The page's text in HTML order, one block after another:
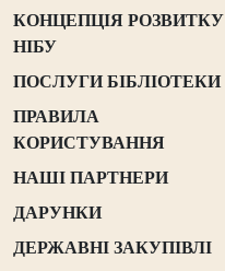
КОНЦЕПЦІЯ РОЗВИТКУ
НІБУ
ПОСЛУГИ БІБЛІОТЕКИ
ПРАВИЛА
КОРИСТУВАННЯ
НАШІ ПАРТНЕРИ
ДАРУНКИ
ДЕРЖАВНІ ЗАКУПІВЛІ